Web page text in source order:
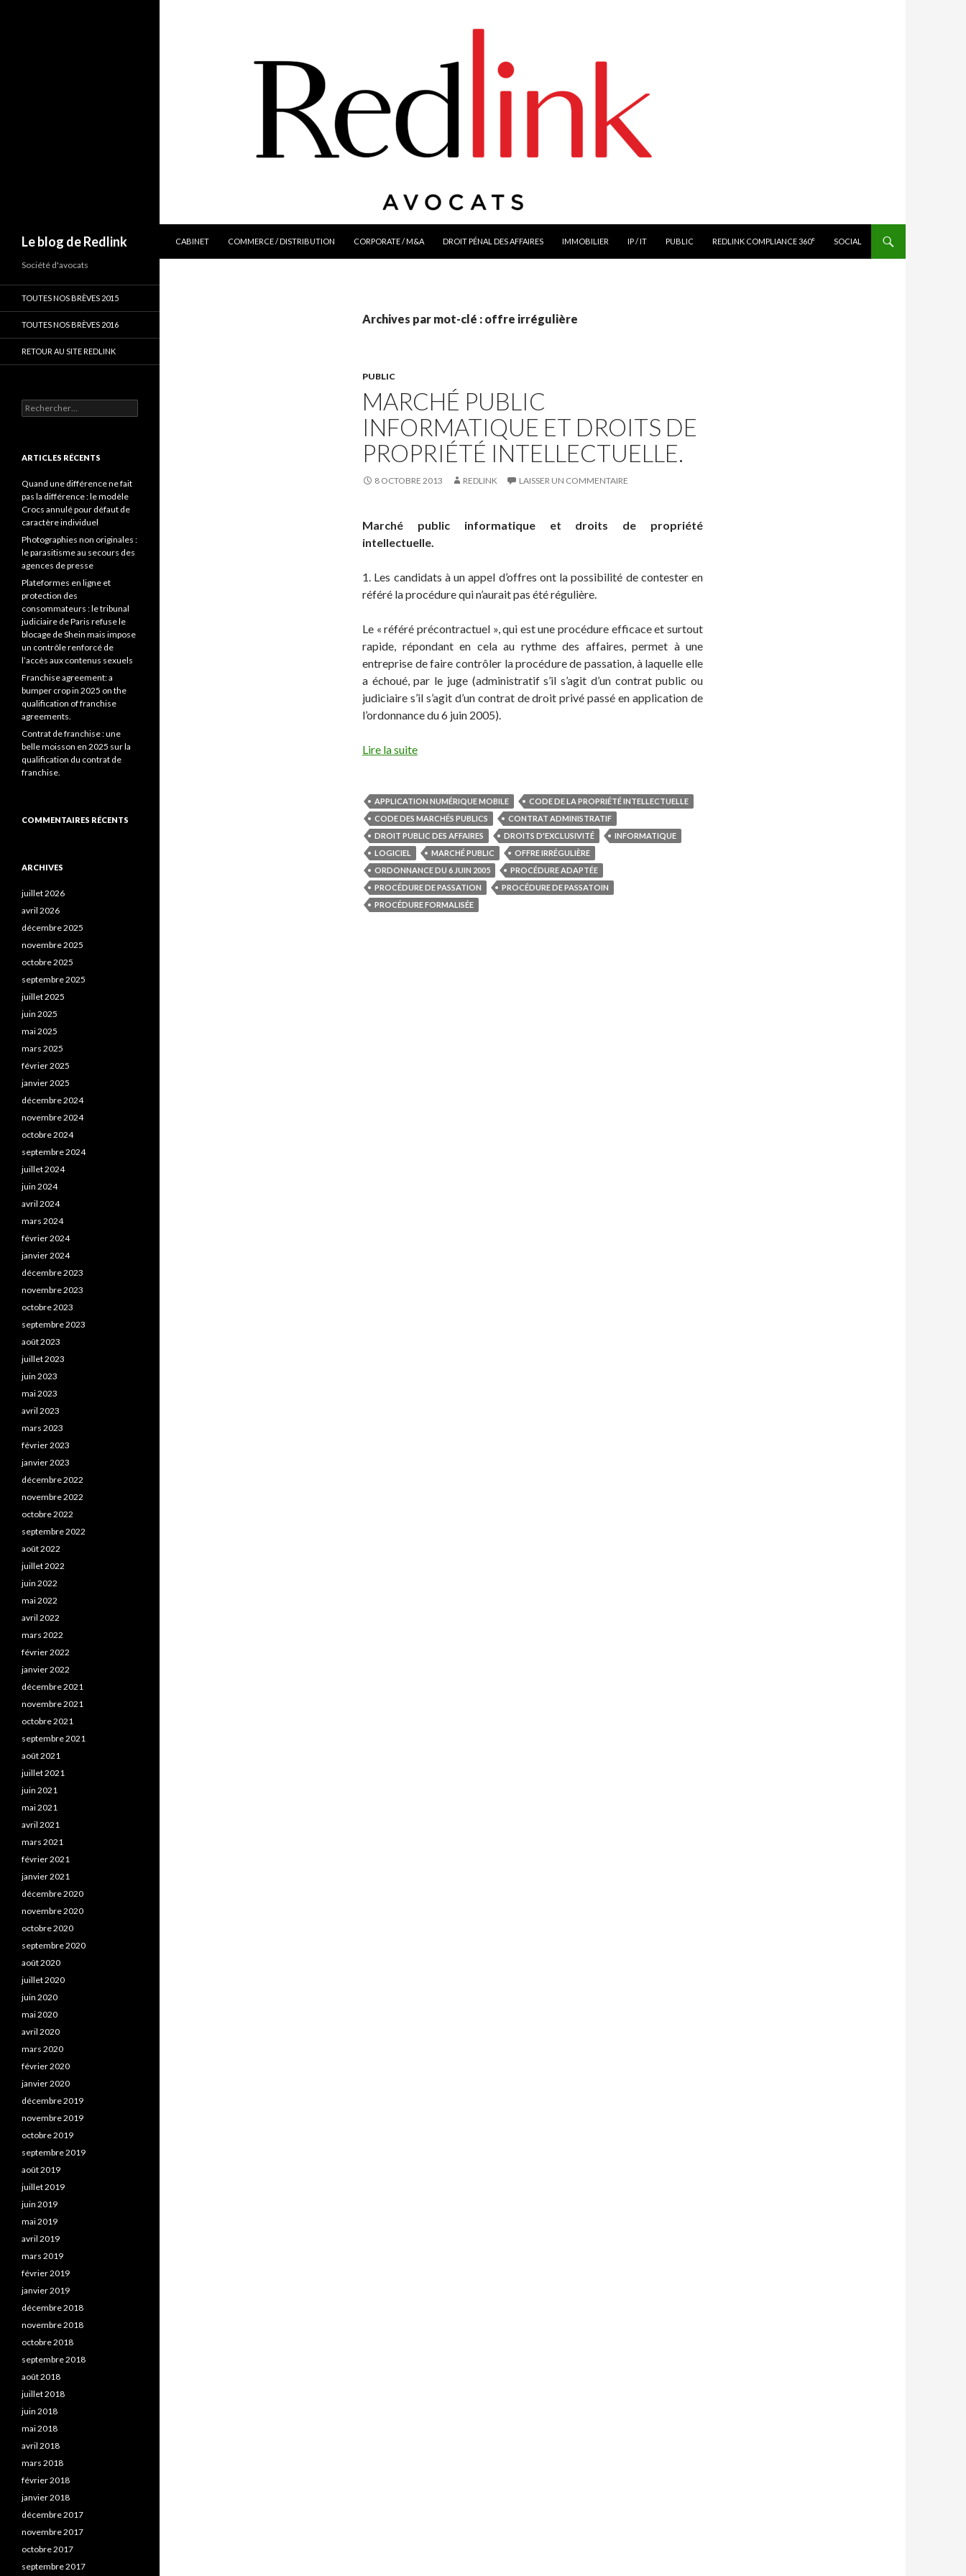
Le blog de Redlink
CABINET
COMMERCE / DISTRIBUTION CORPORATE / M&A DROIT PÉNAL DES AFFAIRES IMMOBILIER IP / IT PUBLIC REDLINK COMPLIANCE 360° SOCIAL
Archives par mot-clé : offre irrégulière
PUBLIC
MARCHÉ PUBLIC
INFORMATIQUE ET DROITS DE
PROPRIÉTÉ INTELLECTUELLE.
8 OCTOBRE 2013 REDLINK LAISSER UN COMMENTAIRE
Marché public informatique et droits de propriété
intellectuelle.
1. Les candidats à un appel d’offres ont la possibilité de contester en
référé la procédure qui n’aurait pas été régulière.
Le « référé précontractuel », qui est une procédure efficace et surtout
rapide, répondant en cela au rythme des affaires, permet à une
entreprise de faire contrôler la procédure de passation, à laquelle elle
a échoué, par le juge (administratif s’il s’agit d’un contrat public ou
judiciaire s’il s’agit d’un contrat de droit privé passé en application de
l’ordonnance du 6 juin 2005).
Lire la suite
APPLICATION NUMÉRIQUE MOBILE
CODE DE LA PROPRIÉTÉ INTELLECTUELLE
CODE DES MARCHÉS PUBLICS
CONTRAT ADMINISTRATIF
DROIT PUBLIC DES AFFAIRES
DROITS D'EXCLUSIVITÉ
INFORMATIQUE
LOGICIEL
MARCHÉ PUBLIC
OFFRE IRRÉGULIÈRE
ORDONNANCE DU 6 JUIN 2005
PROCÉDURE ADAPTÉE
PROCÉDURE DE PASSATION
PROCÉDURE DE PASSATOIN
PROCÉDURE FORMALISÉE
Société d'avocats
TOUTES NOS BRÈVES 2015
TOUTES NOS BRÈVES 2016
RETOUR AU SITE REDLINK
Rechercher :
ARTICLES RÉCENTS
Quand une différence ne fait
pas la différence : le modèle
Crocs annulé pour défaut de
caractère individuel
Photographies non originales :
le parasitisme au secours des
agences de presse
Plateformes en ligne et
protection des
consommateurs : le tribunal
judiciaire de Paris refuse le
blocage de Shein mais impose
un contrôle renforcé de
l’accès aux contenus sexuels
Franchise agreement: a
bumper crop in 2025 on the
qualification of franchise
agreements.
Contrat de franchise : une
belle moisson en 2025 sur la
qualification du contrat de
franchise.
COMMENTAIRES RÉCENTS
ARCHIVES
juillet 2026
avril 2026
décembre 2025
novembre 2025
octobre 2025
septembre 2025
juillet 2025
juin 2025
mai 2025
mars 2025
février 2025
janvier 2025
décembre 2024
novembre 2024
octobre 2024
septembre 2024
juillet 2024
juin 2024
avril 2024
mars 2024
février 2024
janvier 2024
décembre 2023
novembre 2023
octobre 2023
septembre 2023
août 2023
juillet 2023
juin 2023
mai 2023
avril 2023
mars 2023
février 2023
janvier 2023
décembre 2022
novembre 2022
octobre 2022
septembre 2022
août 2022
juillet 2022
juin 2022
mai 2022
avril 2022
mars 2022
février 2022
janvier 2022
décembre 2021
novembre 2021
octobre 2021
septembre 2021
août 2021
juillet 2021
juin 2021
mai 2021
avril 2021
mars 2021
février 2021
janvier 2021
décembre 2020
novembre 2020
octobre 2020
septembre 2020
août 2020
juillet 2020
juin 2020
mai 2020
avril 2020
mars 2020
février 2020
janvier 2020
décembre 2019
novembre 2019
octobre 2019
septembre 2019
août 2019
juillet 2019
juin 2019
mai 2019
avril 2019
mars 2019
février 2019
janvier 2019
décembre 2018
novembre 2018
octobre 2018
septembre 2018
août 2018
juillet 2018
juin 2018
mai 2018
avril 2018
mars 2018
février 2018
janvier 2018
décembre 2017
novembre 2017
octobre 2017
septembre 2017